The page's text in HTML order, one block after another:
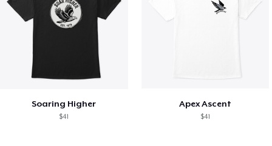
Soaring Higher
$41
Apex Ascent
$41